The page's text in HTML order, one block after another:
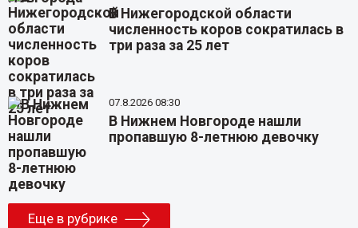
В Нижегородской области
численность коров сократилась в
три раза за 25 лет
07.8.2026 08:30
В Нижнем Новгороде нашли
пропавшую 8-летнюю девочку
Еще в рубрике